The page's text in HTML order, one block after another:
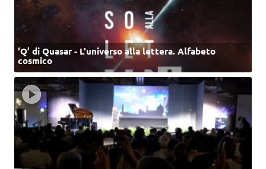
‘Q’ di Quasar - L'universo alla lettera. Alfabeto
cosmico